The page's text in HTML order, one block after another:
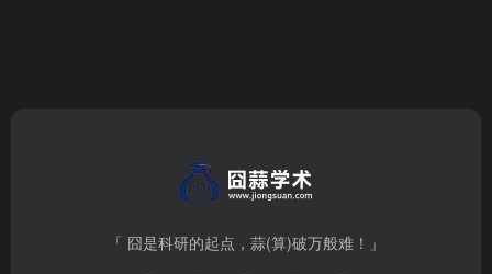
「 囧是科研的起点，蒜(算)破万般难！」